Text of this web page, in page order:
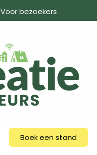
Voor bezoekers
Boek een stand